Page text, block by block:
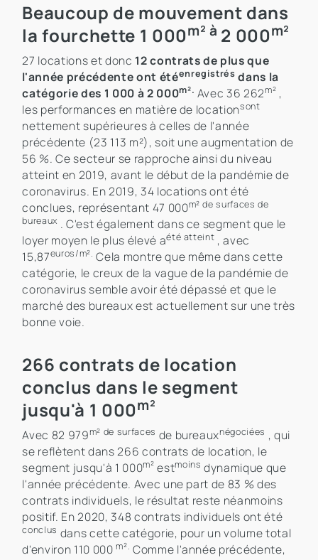
Beaucoup de mouvement dans
la fourchette 1 000m² à 2 000m²
27 locations et donc 12 contrats de plus que
l'année précédente ont étéenregistrés dans la
catégorie des 1 000 à 2 000m². Avec 36 262m² ,
les performances en matière de locationsont
nettement supérieures à celles de l'année
précédente (23 113 m²), soit une augmentation de
56 %. Ce secteur se rapproche ainsi du niveau
atteint en 2019, avant le début de la pandémie de
coronavirus. En 2019, 34 locations ont été
conclues, représentant 47 000m² de surfaces de
bureaux . C'est également dans ce segment que le
loyer moyen le plus élevé aété atteint , avec
15,87euros/m².Cela montre que même dans cette
catégorie, le creux de la vague de la pandémie de
coronavirus semble avoir été dépassé et que le
marché des bureaux est actuellement sur une très
bonne voie.
266 contrats de location
conclus dans le segment
jusqu'à 1 000m²
Avec 82 979m² de surfaces de bureauxnégociées , qui
se reflètent dans 266 contrats de location, le
segment jusqu'à 1 000m² estmoins dynamique que
l'année précédente. Avec une part de 83 % des
contrats individuels, le résultat reste néanmoins
positif. En 2020, 348 contrats individuels ont été
conclus dans cette catégorie, pour un volume total
d'environ 110 000m². Comme l'année précédente,